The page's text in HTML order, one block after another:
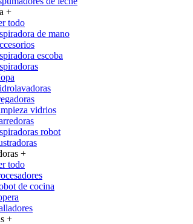
+
todo
de mano
escoba
vidrios
robot
+
todo
de cocina
+